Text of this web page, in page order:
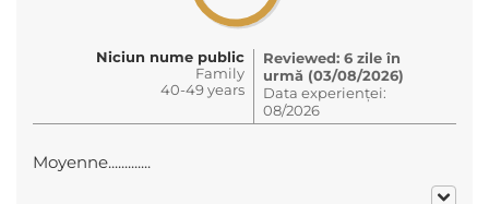
Niciun nume public
Family
40-49 years
Reviewed: 6 zile în
urmă (03/08/2026)
Data experienței:
08/2026
Moyenne.............